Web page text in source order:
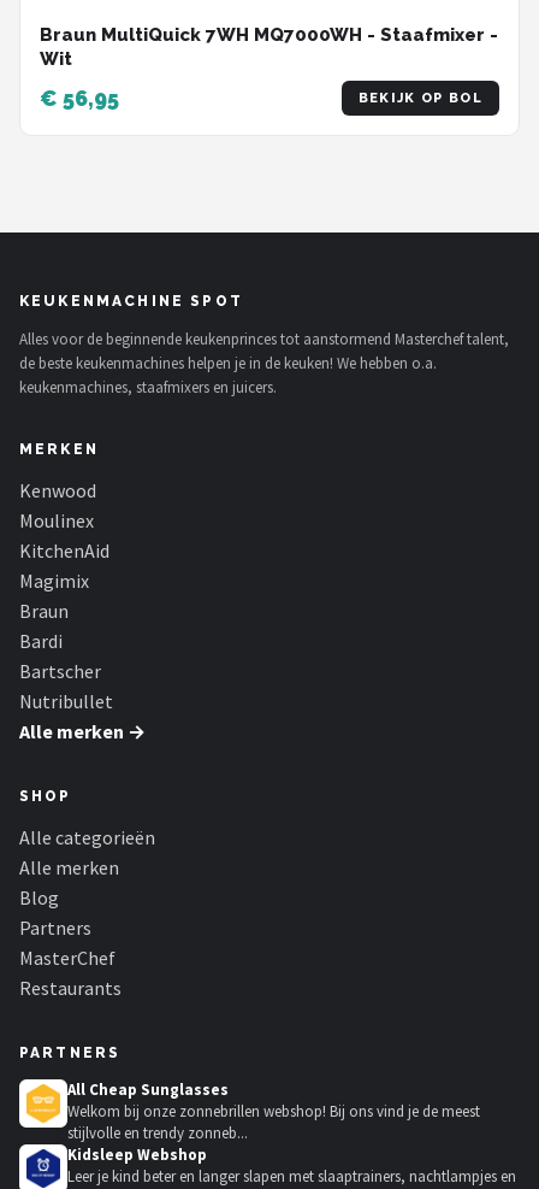
Braun MultiQuick 7WH MQ7000WH - Staafmixer -
Wit
€ 56,95 BEKIJK OP BOL
KEUKENMACHINE SPOT
Alles voor de beginnende keukenprinces tot aanstormend Masterchef talent,
de beste keukenmachines helpen je in de keuken! We hebben o.a.
keukenmachines, staafmixers en juicers.
MERKEN
Kenwood
Moulinex
KitchenAid
Magimix
Braun
Bardi
Bartscher
Nutribullet
Alle merken →
SHOP
Alle categorieën
Alle merken
Blog
Partners
MasterChef
Restaurants
PARTNERS
All Cheap Sunglasses
Welkom bij onze zonnebrillen webshop! Bij ons vind je de meest
stijlvolle en trendy zonneb...
Kidsleep Webshop
Leer je kind beter en langer slapen met slaaptrainers, nachtlampjes en